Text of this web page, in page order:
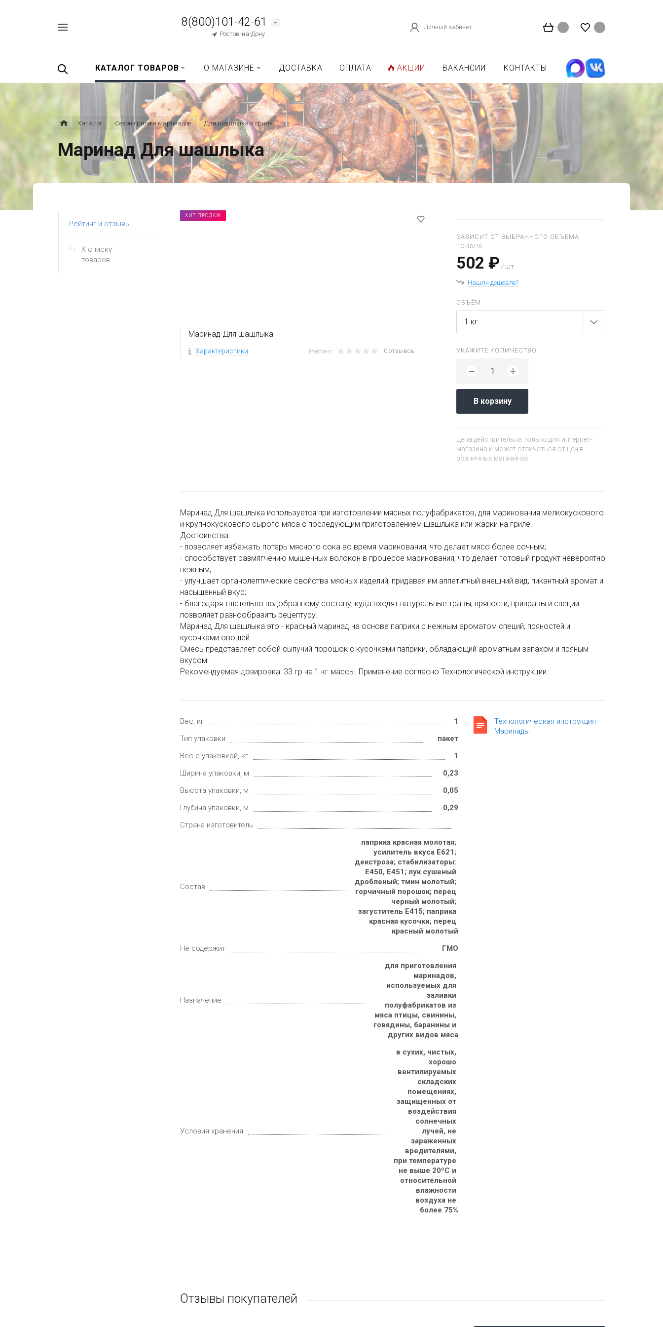
8(800)101-42-61
Ростов-на-Дону
Личный кабинет
КАТАЛОГ ТОВАРОВ О МАГАЗИНЕ ДОСТАВКА ОПЛАТА АКЦИИ ВАКАНСИИ КОНТАКТЫ
Каталог Сезон гриля и маринадов Для шашлыка и гриля
Маринад Для шашлыка
Рейтинг и отзывы
К списку
товаров
ХИТ ПРОДАЖ
Маринад Для шашлыка
Характеристики Рейтинг: 0 отзывов
ЗАВИСИТ ОТ ВЫБРАННОГО ОБЪЕМА
ТОВАРА
502 ₽ / шт
Нашли дешевле?
ОБЪЁМ
1 кг
УКАЖИТЕ КОЛИЧЕСТВО
− +
В корзину
Цена действительна только для интернет-
магазина и может отличаться от цен в
розничных магазинах.
Маринад Для шашлыка используется при изготовлении мясных полуфабрикатов, для маринования мелкокускового
и крупнокускового сырого мяса с последующим приготовлением шашлыка или жарки на гриле.
Достоинства:
- позволяет избежать потерь мясного сока во время маринования, что делает мясо более сочным;
- способствует размягчению мышечных волокон в процессе маринования, что делает готовый продукт невероятно
нежным;
- улучшает органолептические свойства мясных изделий, придавая им аппетитный внешний вид, пикантный аромат и
насыщенный вкус;
- благодаря тщательно подобранному составу, куда входят натуральные травы, пряности, приправы и специи
позволяет разнообразить рецептуру.
Маринад Для шашлыка это - красный маринад на основе паприки с нежным ароматом специй, пряностей и
кусочками овощей.
Смесь представляет собой сыпучий порошок с кусочками паприки, обладающий ароматным запахом и пряным
вкусом.
Рекомендуемая дозировка: 33 гр на 1 кг массы. Применение согласно Технологической инструкции.
Вес, кг
1
Тип упаковки
пакет
Вес с упаковкой, кг
1
Ширина упаковки, м
0,23
Высота упаковки, м
0,05
Глубина упаковки, м
0,29
Страна изготовитель
Состав
паприка красная молотая;
усилитель вкуса Е621;
декстроза; стабилизаторы:
Е450, Е451; лук сушеный
дробленый; тмин молотый;
горчичный порошок; перец
черный молотый;
загуститель Е415; паприка
красная кусочки; перец
красный молотый
Не содержит
ГМО
Назначение
для приготовления
маринадов,
используемых для
заливки
полуфабрикатов из
мяса птицы, свинины,
говядины, баранины и
других видов мяса
Условия хранения
в сухих, чистых,
хорошо
вентилируемых
складских
помещениях,
защищенных от
воздействия
солнечных
лучей, не
зараженных
вредителями,
при температуре
не выше 20ºС и
относительной
влажности
воздуха не
более 75%
Технологическая инструкция
Маринады
Отзывы покупателей